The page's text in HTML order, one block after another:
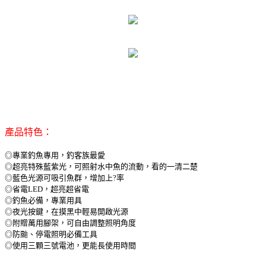
產品特色：
◎專業釣魚專用，釣客族最愛
◎超亮特殊藍紫光，可照射水中魚的流動，看的一清二楚
◎藍色光源可吸引魚群，增加上?率
◎省電LED，超亮超省電
◎釣魚必備，專業用具
◎夜光按鍵，在摸黑中輕易開啟光源
◎附贈萬用腳架，可自由調整照明角度
◎防颱、停電照明必備工具
◎使用三顆三號電池，更能長使用時間